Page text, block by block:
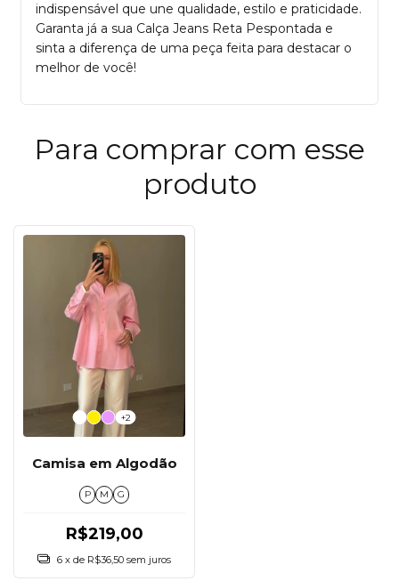
indispensável que une qualidade, estilo e praticidade.
Garanta já a sua Calça Jeans Reta Pespontada e
sinta a diferença de uma peça feita para destacar o
melhor de você!
Para comprar com esse
produto
+2
Camisa em Algodão
P M G
R$219,00
6 x de R$36,50 sem juros